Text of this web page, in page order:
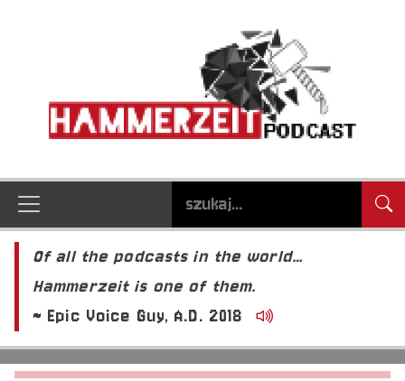
Of all the podcasts in the world…
Hammerzeit is one of them.
~ Epic Voice Guy, A.D. 2018